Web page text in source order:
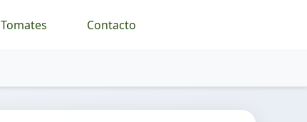
Tomates Contacto